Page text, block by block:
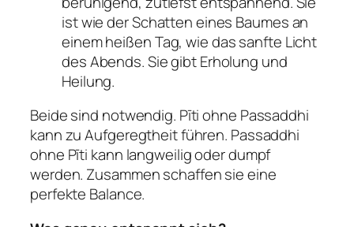
ist wie der Schatten eines Baumes an
einem heißen Tag, wie das sanfte Licht
des Abends. Sie gibt Erholung und
Heilung.
Beide sind notwendig. Pīti ohne Passaddhi
kann zu Aufgeregtheit führen. Passaddhi
ohne Pīti kann langweilig oder dumpf
werden. Zusammen schaffen sie eine
perfekte Balance.